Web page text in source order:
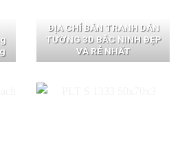
ĐỊA CHỈ BÁN TRANH DÁN
TƯỜNG 3D BẮC NINH ĐẸP
VÀ RẺ NHẤT